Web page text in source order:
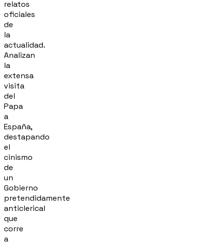
relatos
oficiales
de
la
actualidad.
Analizan
la
extensa
visita
del
Papa
a
España,
destapando
el
cinismo
de
un
Gobierno
pretendidamente
anticlerical
que
corre
a